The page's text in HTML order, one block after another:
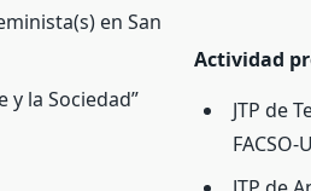
en San
y la Sociedad”
Actividad
JTP de
FACSO-